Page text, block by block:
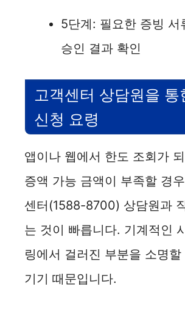
5단계: 필요한 증빙 서
승인 결과 확인
고객센터 상담원을 통
신청 요령
앱이나 웹에서 한도 조회가
증액 가능 금액이 부족할 경
센터(1588-8700) 상담원과
는 것이 빠릅니다. 기계적인
링에서 걸러진 부분을 소명할
기기 때문입니다.